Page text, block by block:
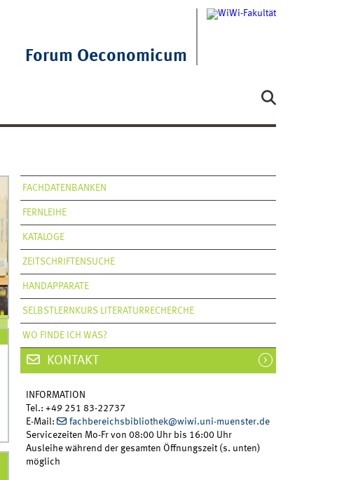
Forum Oeconomicum
FACHDATENBANKEN
FERNLEIHE
KATALOGE
ZEITSCHRIFTENSUCHE
HANDAPPARATE
SELBSTLERNKURS LITERATURRECHERCHE
WO FINDE ICH WAS?
KONTAKT
INFORMATION
Tel.: +49 251 83-22737
E-Mail:
fachbereichsbibliothek@wiwi.uni-muenster.de
Servicezeiten Mo-Fr von 08:00 Uhr bis 16:00 Uhr
Ausleihe während der gesamten Öffnungszeit (s. unten)
möglich